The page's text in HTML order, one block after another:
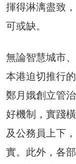
揮得淋漓盡致
可或缺。
無論智慧城市
本港迫切推行
鄭月娥創立管
好機制，實踐
及公務員上下
實。此外，各